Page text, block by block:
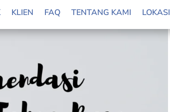
KLIEN FAQ TENTANG KAMI LOKASI